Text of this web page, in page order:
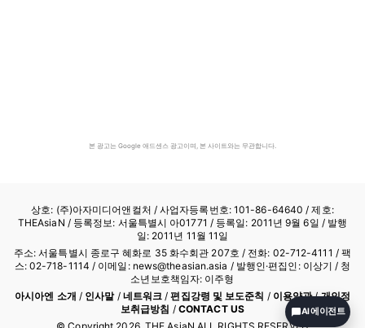
본 광고는 Google 애드센스 광고이며, 본 사이트와는 무관합니다.
상호: (주)아자미디어앤컬처 /사업자등록번호: 101-86-64640 / 제호:
THEAsiaN / 등록정보: 서울특별시 아01771 / 등록일: 2011년 9월 6일 / 발행
일: 2011년 11월 11일
주소: 서울특별시 종로구 혜화로 35 화수회관 207호 / 전화: 02-712-4111 / 팩
스: 02-718-1114 / 이메일: news@theasian.asia / 발행인·편집인: 이상기 / 청
소년보호책임자: 이주형
아시아엔 소개 / 인사말/ 네트워크 /편집강령 및 보도준칙 / 이용약관/개인정
보취급방침 / CONTACT US
AI 에이전트